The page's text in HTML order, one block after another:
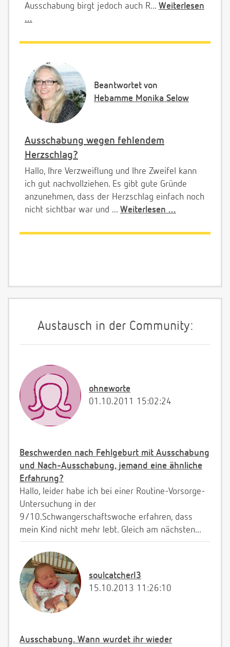
Ausschabung birgt jedoch auch R... Weiterlesen
...
Beantwortet von
Hebamme Monika Selow
Ausschabung wegen fehlendem
Herzschlag?
Hallo, Ihre Verzweiflung und Ihre Zweifel kann
ich gut nachvollziehen. Es gibt gute Gründe
anzunehmen, dass der Herzschlag einfach noch
nicht sichtbar war und ... Weiterlesen ...
Austausch in der Community:
ohneworte
01.10.2011 15:02:24
Beschwerden nach Fehlgeburt mit Ausschabung
und Nach-Ausschabung, jemand eine ähnliche
Erfahrung?
Hallo, leider habe ich bei einer Routine-Vorsorge-
Untersuchung in der
9/10.Schwangerschaftswoche erfahren, dass
mein Kind nicht mehr lebt. Gleich am nächsten...
soulcatcherI3
15.10.2013 11:26:10
Ausschabung. Wann wurdet ihr wieder